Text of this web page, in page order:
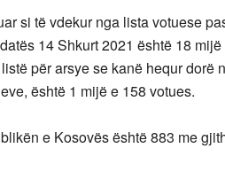
si të vdekur nga lista votuese
14 Shkurt 2021 është 18
për arsye se kanë hequr dorë
është 1 mijë e 158 votues.
e Kosovës është 883 me